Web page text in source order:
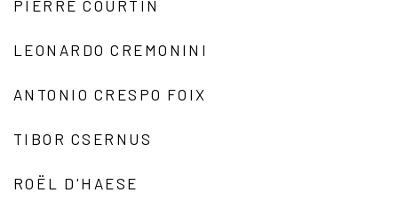
PIERRE COURTIN
LEONARDO CREMONINI
ANTONIO CRESPO FOIX
TIBOR CSERNUS
ROËL D'HAESE